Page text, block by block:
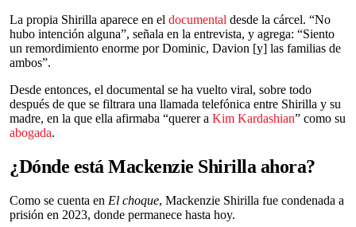
La propia Shirilla aparece en el documental desde la cárcel. “No
hubo intención alguna”, señala en la entrevista, y agrega: “Siento
un remordimiento enorme por Dominic, Davion [y] las familias de
ambos”.
Desde entonces, el documental se ha vuelto viral, sobre todo
después de que se filtrara una llamada telefónica entre Shirilla y su
madre, en la que ella afirmaba “querer a Kim Kardashian” como su
abogada.
¿Dónde está Mackenzie Shirilla ahora?
Como se cuenta en El choque, Mackenzie Shirilla fue condenada a
prisión en 2023, donde permanece hasta hoy.